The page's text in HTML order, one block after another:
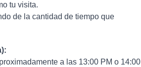
tu visita.
de la cantidad de tiempo que
a las 13:00 PM o 14:00